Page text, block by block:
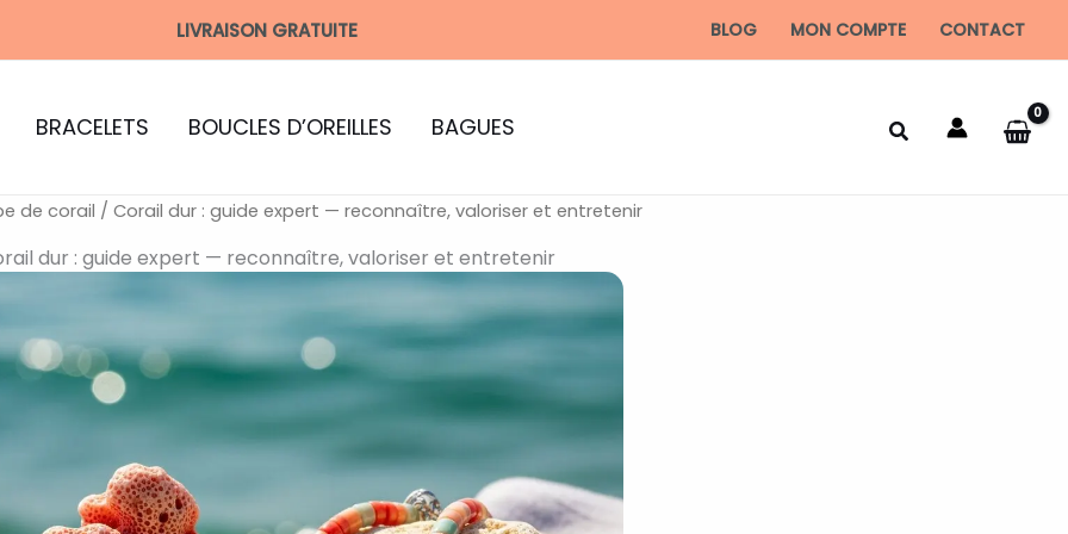
LIVRAISON GRATUITE BLOG MON COMPTE CONTACT
BRACELETS BOUCLES D’OREILLES BAGUES
de corail / Corail dur : guide expert — reconnaître, valoriser et entretenir
dur : guide expert — reconnaître, valoriser et entretenir